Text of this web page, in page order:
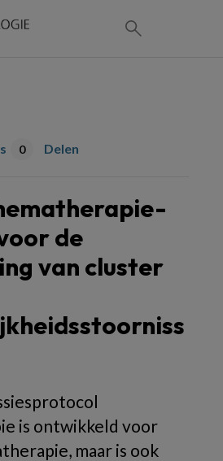
0 Delen
de
van cluster
is ontwikkeld voor
maar is ook